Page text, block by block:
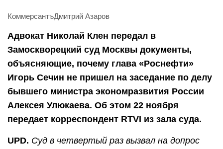
КоммерсантъДмитрий Азаров
Адвокат Николай Клен передал в
Замоскворецкий суд Москвы документы,
объясняющие, почему глава «Роснефти»
Игорь Сечин не пришел на заседание по делу
бывшего министра экономразвития России
Алексея Улюкаева. Об этом 22 ноября
передает корреспондент RTVI из зала суда.
UPD. Суд в четвертый раз вызвал на допрос